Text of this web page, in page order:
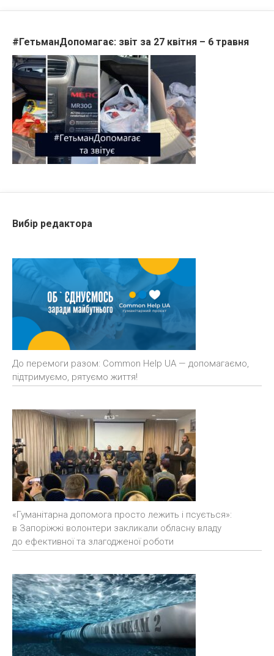
#ГетьманДопомагає: звіт за 27 квітня – 6 травня
Вибір редактора
До перемоги разом: Common Help UA — допомагаємо,
підтримуємо, рятуємо життя!
«Гуманітарна допомога просто лежить і псується»:
в Запоріжжі волонтери закликали обласну владу
до ефективної та злагодженої роботи